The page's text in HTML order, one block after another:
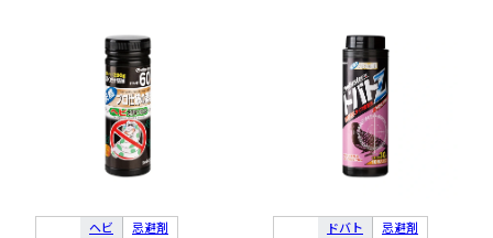
ヘビ 忌避剤 ドバト 忌避剤